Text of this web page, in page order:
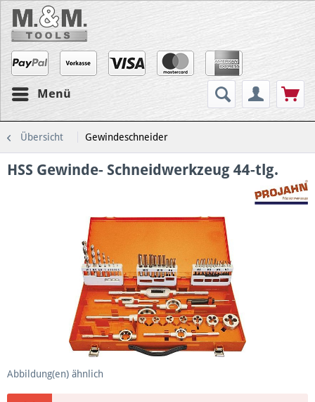
Menü
Übersicht Gewindeschneider
HSS Gewinde- Schneidwerkzeug 44-tlg.
Abbildung(en) ähnlich